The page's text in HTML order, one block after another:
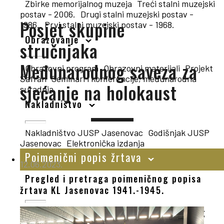
Zbirke memorijalnog muzeja Treći stalni muzejski
postav - 2006. Drugi stalni muzejski postav -
1986. Prvi stalni muzejski postav - 1968.
Obrazovanje
Obrazovni program Obrazovni materijali Projekt
Šafran Seminari i konferencije, međunarodna
suradnja
Nakladništvo
Nakladništvo JUSP Jasenovac Godišnjak JUSP
Jasenovac Elektronička izdanja
Poimenični popis žrtava
Pregled i pretraga poimeničnog popisa
žrtava KL Jasenovac 1941.-1945.
Zahjev za ispis podataka iz Poimeničnog
Posjet skupine
stručnjaka
Međunarodnog saveza za
sjećanje na holokaust
12.06.2023.